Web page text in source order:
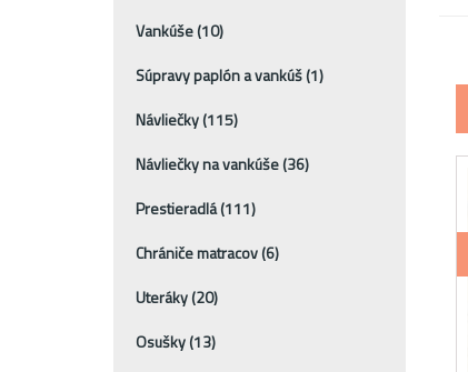
Vankúše(10)
Súpravy paplón a vankúš(1)
Návliečky(115)
Návliečky na vankúše(36)
Prestieradlá(111)
Chrániče matracov(6)
Uteráky(20)
Osušky(13)